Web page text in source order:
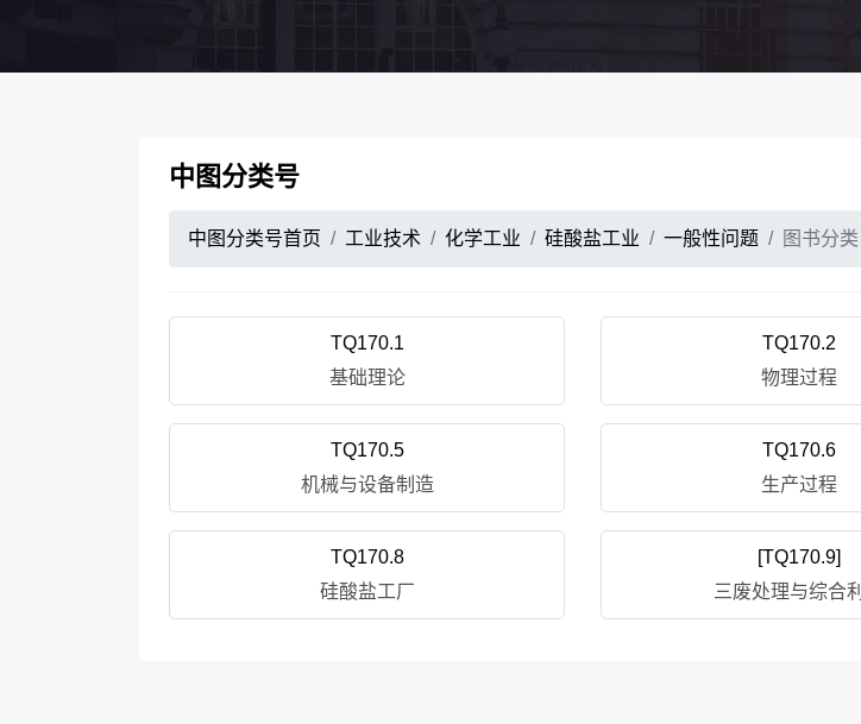
中图分类号
中图分类号首页 工业技术 化学工业 硅酸盐工业 一般性问题 图书分类
TQ170.1
基础理论
TQ170.2
物理过程
TQ170.5
机械与设备制造
TQ170.6
生产过程
TQ170.8
硅酸盐工厂
[TQ170.9]
三废处理与综合